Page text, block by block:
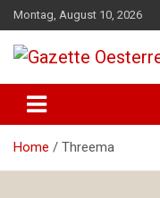
Skip
to
content
Montag, August 10, 2026
Gazette
Home Threema